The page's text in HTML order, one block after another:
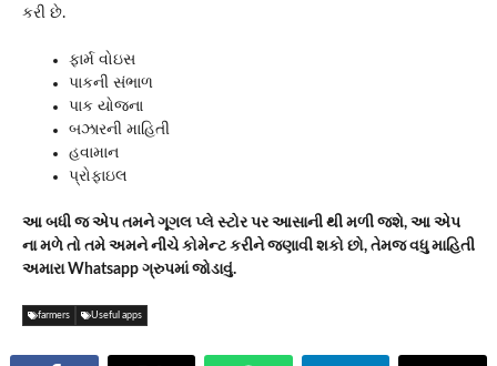
કરી છે.
ફાર્મ વોઇસ
પાકની સંભાળ
પાક યોજના
બઝારની માહિતી
હવામાન
પ્રોફાઇલ
આ બધી જ એપ તમને ગૂગલ પ્લે સ્ટોર પર આસાની થી મળી જશે, આ એપ
ના મળે તો તમે અમને નીચે કોમેન્ટ કરીને જણાવી શકો છો, તેમજ વધુ માહિતી
અમારા Whatsapp ગ્રુપમાં જોડાવું.
farmers Useful apps